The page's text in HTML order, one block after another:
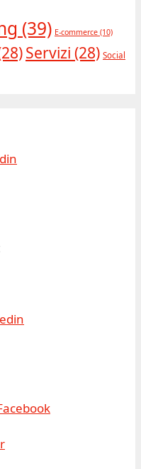
(39) E-commerce (10)
Servizi (28) Social